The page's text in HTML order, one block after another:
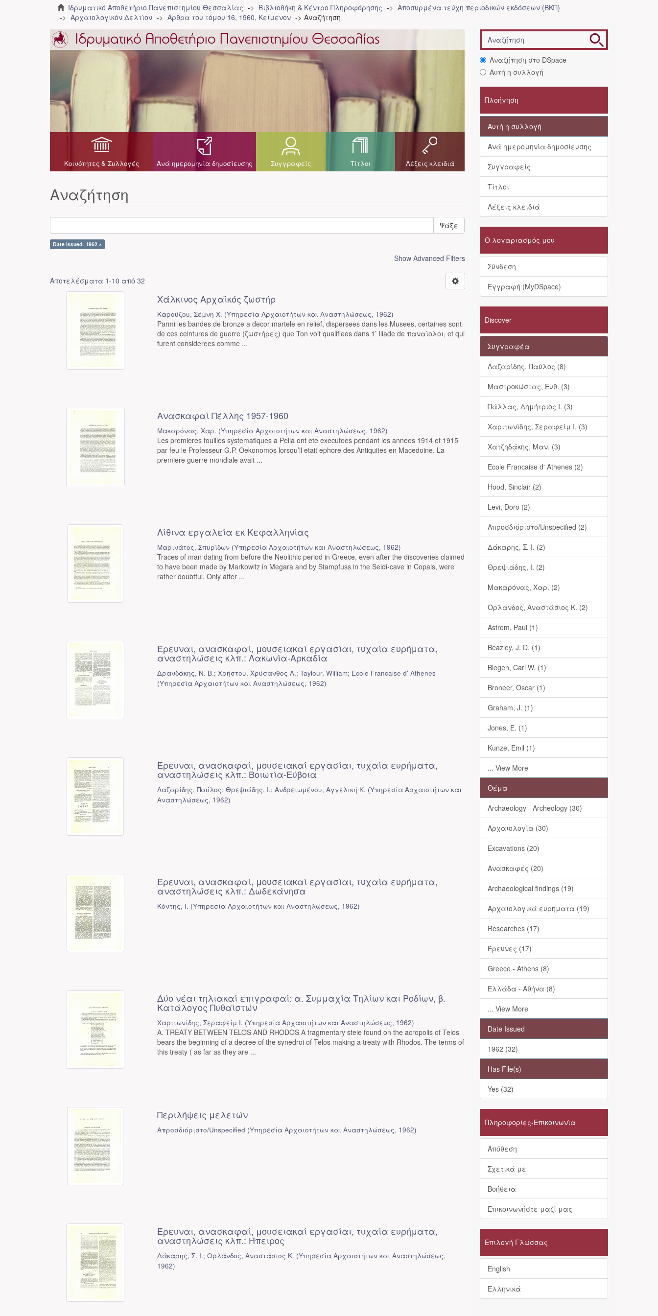
Ιδρυματικό Αποθετήριο Πανεπιστημίου Θεσσαλίας Βιβλιοθήκη & Κέντρο Πληροφόρησης
Αποσυρμένα τεύχη περιοδικών εκδόσεων (ΒΚΠ)
Αρχαιολογικόν Δελτίον
Άρθρα του τόμου 16, 1960, Κείμενον Αναζήτηση
Κοινότητες & Συλλογές Ανά ημερομηνία δημοσίευσης Συγγραφείς Τίτλοι Λέξεις κλειδιά
Αναζήτηση
Ψάξε
Date issued: 1962 ×
Show Advanced Filters
Αποτελέσματα 1-10 από 32
Χάλκινος Αρχαϊκός ζωστήρ
Καρούζου, Σέμνη Χ. (Υπηρεσία Αρχαιοτήτων και Αναστηλώσεως, 1962)
Parmi les bandes de bronze a decor martele en relief, dispersees dans les Musees, certaines sont
de ces ceintures de guerre (ζωστήρες) que Ton voit qualifiees dans 1’ Iliade de παναίολοι, et qui
furent considerees comme ...
Ανασκαφαί Πέλλης 1957-1960
Μακαρόνας, Χαρ. (Υπηρεσία Αρχαιοτήτων και Αναστηλώσεως, 1962)
Les premieres fouilles systematiques a Pella ont ete executees pendant les annees 1914 et 1915
par feu le Professeur G.P. Oekonomos lorsqu’il etait ephore des Antiquites en Macedoine. La
premiere guerre mondiale avait ...
Λίθινα εργαλεία εκ Κεφαλληνίας
Μαρινάτος, Σπυρίδων (Υπηρεσία Αρχαιοτήτων και Αναστηλώσεως, 1962)
Traces of man dating from before the Neolithic period in Greece, even after the discoveries claimed
to have been made by Markowitz in Megara and by Stampfuss in the Seidi-cave in Copais, were
rather doubtful. Only after ...
Έρευναι, ανασκαφαί, μουσειακαί εργασίαι, τυχαία ευρήματα,
αναστηλώσεις κλπ.: Λακωνία-Αρκαδία
Δρανδάκης, Ν. Β.; Χρήστου, Χρύσανθος Α.; Taylour, William; Ecole Francaise d' Athenes
(Υπηρεσία Αρχαιοτήτων και Αναστηλώσεως, 1962)
Έρευναι, ανασκαφαί, μουσειακαί εργασίαι, τυχαία ευρήματα,
αναστηλώσεις κλπ.: Βοιωτία-Εύβοια
Λαζαρίδης, Παύλος; Θρεψιάδης, Ι.; Ανδρειωμένου, Αγγελική Κ. (Υπηρεσία Αρχαιοτήτων και
Αναστηλώσεως, 1962)
Έρευναι, ανασκαφαί, μουσειακαί εργασίαι, τυχαία ευρήματα,
αναστηλώσεις κλπ.: Δωδεκάνησα
Κόντης, Ι. (Υπηρεσία Αρχαιοτήτων και Αναστηλώσεως, 1962)
Δύο νέαι τηλιακαί επιγραφαί: α. Συμμαχία Τηλίων και Ροδίων, β.
Κατάλογος Πυθαϊστών
Χαριτωνίδης, Σεραφείμ Ι. (Υπηρεσία Αρχαιοτήτων και Αναστηλώσεως, 1962)
A. TREATY BETWEEN TELOS AND RHODOS A fragmentary stele found on the acropolis of Telos
bears the beginning of a decree of the synedroi of Telos making a treaty with Rhodos. The terms of
this treaty ( as far as they are ...
Περιλήψεις μελετών
Απροσδιόριστο/Unspecified (Υπηρεσία Αρχαιοτήτων και Αναστηλώσεως, 1962)
Έρευναι, ανασκαφαί, μουσειακαί εργασίαι, τυχαία ευρήματα,
αναστηλώσεις κλπ.: Ήπειρος
Δάκαρης, Σ. Ι.; Ορλάνδος, Αναστάσιος Κ. (Υπηρεσία Αρχαιοτήτων και Αναστηλώσεως,
1962)
Αναζήτηση στο DSpace
Αυτή η συλλογή
Πλοήγηση
Αυτή η συλλογή
Ανά ημερομηνία δημοσίευσης
Συγγραφείς
Τίτλοι
Λέξεις κλειδιά
Ο λογαριασμός μου
Σύνδεση
Εγγραφή (MyDSpace)
Discover
Συγγραφέα
Λαζαρίδης, Παύλος (8)
Μαστροκώστας, Ευθ. (3)
Πάλλας, Δημήτριος Ι. (3)
Χαριτωνίδης, Σεραφείμ Ι. (3)
Χατζηδάκης, Μαν. (3)
Ecole Francaise d' Athenes (2)
Hood, Sinclair (2)
Levi, Doro (2)
Απροσδιόριστο/Unspecified (2)
Δάκαρης, Σ. Ι. (2)
Θρεψιάδης, Ι. (2)
Μακαρόνας, Χαρ. (2)
Ορλάνδος, Αναστάσιος Κ. (2)
Astrom, Paul (1)
Beazley, J. D. (1)
Blegen, Carl W. (1)
Broneer, Oscar (1)
Graham, J. (1)
Jones, E. (1)
Kunze, Emil (1)
... View More
Θέμα
Archaeology - Archeology (30)
Αρχαιολογία (30)
Excavations (20)
Ανασκαφές (20)
Archaeological findings (19)
Αρχαιολογικά ευρήματα (19)
Researches (17)
Έρευνες (17)
Greece - Athens (8)
Ελλάδα - Αθήνα (8)
... View More
Date Issued
1962 (32)
Has File(s)
Yes (32)
Πληροφορίες-Επικοινωνία
Απόθεση
Σχετικά με
Βοήθεια
Επικοινωνήστε μαζί μας
Επιλογή Γλώσσας
English
Ελληνικά